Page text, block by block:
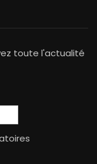
toute l'actualité